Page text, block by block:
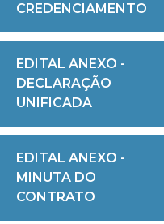
CREDENCIAMENTO
EDITAL ANEXO -
DECLARAÇÃO
UNIFICADA
EDITAL ANEXO -
MINUTA DO
CONTRATO